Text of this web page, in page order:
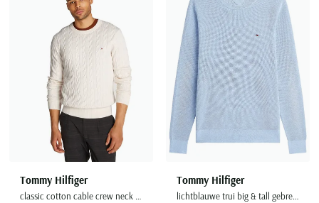
Tommy Hilfiger
classic cotton cable crew neck wit katoen
Toevoegen aan favorieten
Tommy Hilfiger
lichtblauwe trui big & tall gebreid